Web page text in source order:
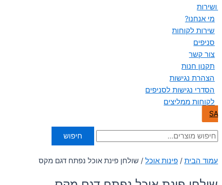
ושירות
מי אנחנו?
שירות לקוחות
סניפים
צור קשר
תקנון חנות
הצהרת נגישות
הסדרי נגישות לסניפים
לקוחות ממליצים
חיפוש
עמוד הבית / פינות אוכל / שולחן פינת אוכל נפתח דגם מקס